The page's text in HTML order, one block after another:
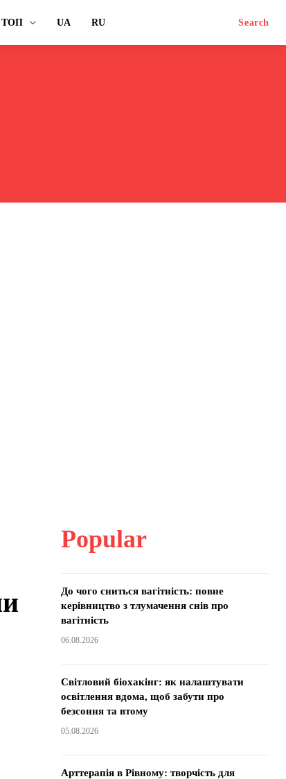
ТОП UA RU Search
Popular
До чого сниться вагітність: повне
керівництво з тлумачення снів про
вагітність
06.08.2026
Світловий біохакінг: як налаштувати
освітлення вдома, щоб забути про
безсоння та втому
05.08.2026
Арттерапія в Рівному: творчість для